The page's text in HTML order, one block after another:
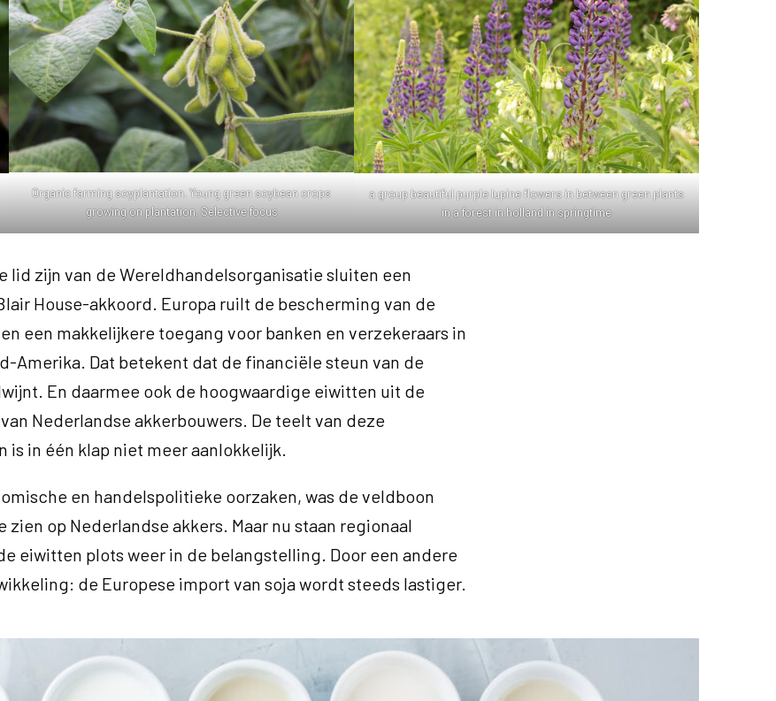
Organic farming soyplantation. Young green soybean crops
growing on plantation. Selective focus
a group beautiful purple lupine flowers in between green plants
in a forest in holland in springtime
lid zijn van de Wereldhandelsorganisatie sluiten een
House-akkoord. Europa ruilt de bescherming van de
een makkelijkere toegang voor banken en verzekeraars in
Amerika. Dat betekent dat de financiële steun van de
En daarmee ook de hoogwaardige eiwitten uit de
Nederlandse akkerbouwers. De teelt van deze
is in één klap niet meer aanlokkelijk.
en handelspolitieke oorzaken, was de veldboon
zien op Nederlandse akkers. Maar nu staan regionaal
eiwitten plots weer in de belangstelling. Door een andere
de Europese import van soja wordt steeds lastiger.